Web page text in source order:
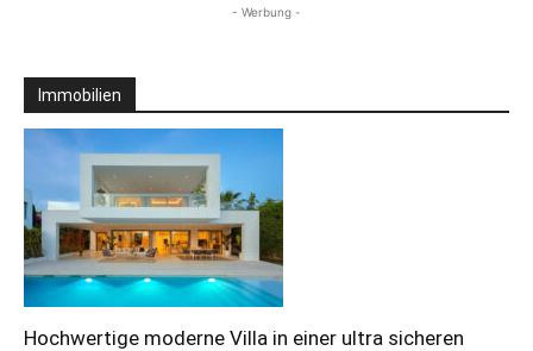
- Werbung -
Immobilien
Hochwertige moderne Villa in einer ultra sicheren